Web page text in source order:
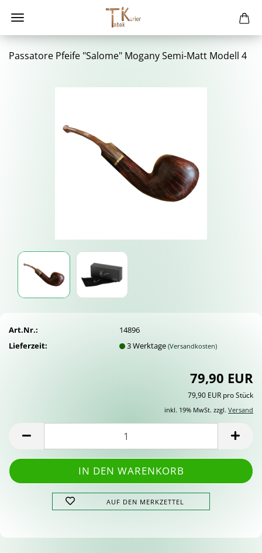
Pas­sa­to­re Pfei­fe "Sa­lo­me" Mo­ga­ny Semi-​Matt Mo­dell 4
Art.Nr.:
14896
Lieferzeit:
3 Werktage(Versandkosten)
79,90 EUR
79,90 EUR pro Stück
inkl. 19% MwSt. zzgl. Versand
AUF DEN MERKZETTEL